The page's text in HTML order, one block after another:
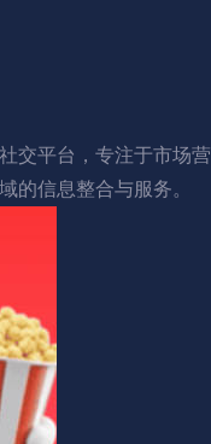
交平台，专注于市场营
的信息整合与服务。